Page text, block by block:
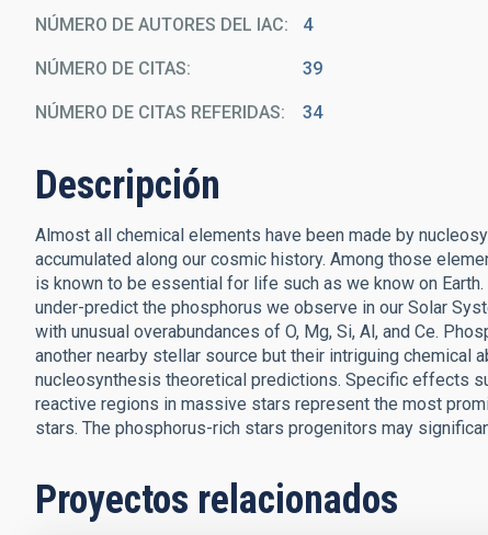
NÚMERO DE AUTORES DEL IAC 4
NÚMERO DE CITAS 39
NÚMERO DE CITAS REFERIDAS 34
Descripción
Almost all chemical elements have been made by
accumulated along our cosmic history. Among those
is known to be essential for life such as we know on
under-predict the phosphorus we observe in our Solar
with unusual overabundances of O, Mg, Si, Al, and Ce.
another nearby stellar source but their intriguing chemical
nucleosynthesis theoretical predictions. Specific effects
reactive regions in massive stars represent the most
stars. The phosphorus-rich stars progenitors may
Proyectos relacionados